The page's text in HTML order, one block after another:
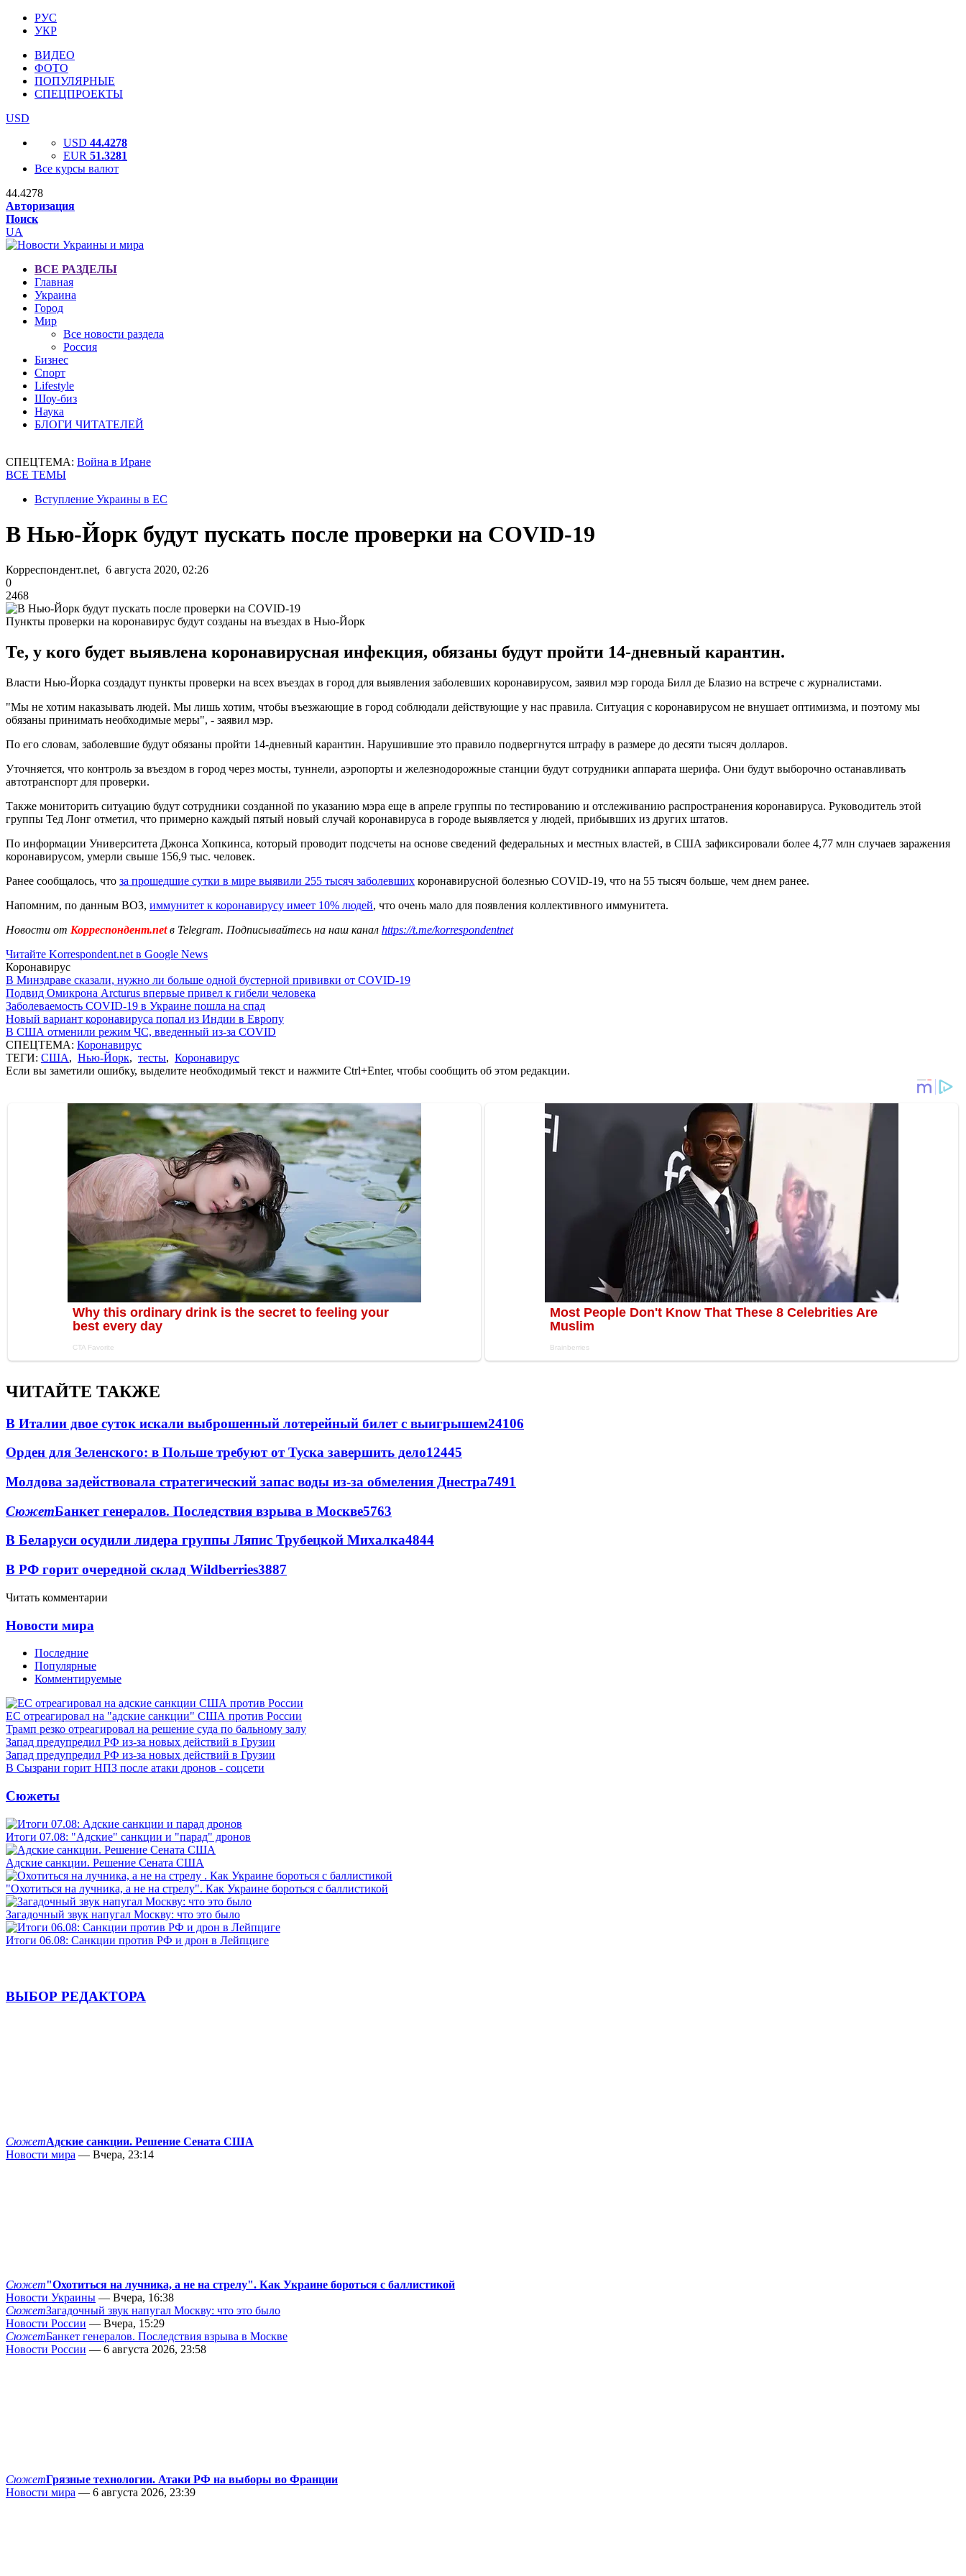
РУС
УКР
ВИДЕО
ФОТО
ПОПУЛЯРНЫЕ
СПЕЦПРОЕКТЫ
USD
USD 44.4278
EUR 51.3281
Все курсы валют
44.4278
Авторизация
Поиск
UA
ВСЕ РАЗДЕЛЫ
Главная
Украина
Город
Мир
Все новости раздела
Россия
Бизнес
Спорт
Lifestyle
Шоу-биз
Наука
БЛОГИ ЧИТАТЕЛЕЙ
СПЕЦТЕМА: Война в Иране
ВСЕ ТЕМЫ
Вступление Украины в ЕС
В Нью-Йорк будут пускать после проверки на COVID-19
Корреспондент.net, 6 августа 2020, 02:26
0
2468
Пункты проверки на коронавирус будут созданы на въездах в Нью-Йорк
Те, у кого будет выявлена коронавирусная инфекция, обязаны будут пройти 14-дневный карантин.
Власти Нью-Йорка создадут пункты проверки на всех въездах в город для выявления заболевших коронавирусом, заявил мэр города Билл де Блазио на встрече с журналистами.
"Мы не хотим наказывать людей. Мы лишь хотим, чтобы въезжающие в город соблюдали действующие у нас правила. Ситуация с коронавирусом не внушает оптимизма, и поэтому мы
обязаны принимать необходимые меры", - заявил мэр.
По его словам, заболевшие будут обязаны пройти 14-дневный карантин. Нарушившие это правило подвергнутся штрафу в размере до десяти тысяч долларов.
Уточняется, что контроль за въездом в город через мосты, туннели, аэропорты и железнодорожные станции будут сотрудники аппарата шерифа. Они будут выборочно останавливать
автотранспорт для проверки.
Также мониторить ситуацию будут сотрудники созданной по указанию мэра еще в апреле группы по тестированию и отслеживанию распространения коронавируса. Руководитель этой
группы Тед Лонг отметил, что примерно каждый пятый новый случай коронавируса в городе выявляется у людей, прибывших из других штатов.
По информации Университета Джонса Хопкинса, который проводит подсчеты на основе сведений федеральных и местных властей, в США зафиксировали более 4,77 млн случаев заражения
коронавирусом, умерли свыше 156,9 тыс. человек.
Ранее сообщалось, что за прошедшие сутки в мире выявили 255 тысяч заболевших коронавирусной болезнью COVID-19, что на 55 тысяч больше, чем днем ранее.
Напомним, по данным ВОЗ, иммунитет к коронавирусу имеет 10% людей, что очень мало для появления коллективного иммунитета.
Новости от Корреспондент.netв Telegram. Подписывайтесь на наш канал https://t.me/korrespondentnet
Читайте Korrespondent.net в Google News
Коронавирус
В Минздраве сказали, нужно ли больше одной бустерной прививки от COVID-19
Подвид Омикрона Arcturus впервые привел к гибели человека
Заболеваемость COVID-19 в Украине пошла на спад
Новый вариант коронавируса попал из Индии в Европу
В США отменили режим ЧС, введенный из-за COVID
СПЕЦТЕМА: Коронавирус
ТЕГИ: США, Нью-Йорк, тесты, Коронавирус
Если вы заметили ошибку, выделите необходимый текст и нажмите Ctrl+Enter, чтобы сообщить об этом редакции.
ЧИТАЙТЕ ТАКЖЕ
В Италии двое суток искали выброшенный лотерейный билет с выигрышем24106
Орден для Зеленского: в Польше требуют от Туска завершить дело12445
Молдова задействовала стратегический запас воды из-за обмеления Днестра7491
СюжетБанкет генералов. Последствия взрыва в Москве5763
В Беларуси осудили лидера группы Ляпис Трубецкой Михалка4844
В РФ горит очередной склад Wildberries3887
Читать комментарии
Новости мира
Последние
Популярные
Комментируемые
ЕС отреагировал на "адские санкции" США против России
Трамп резко отреагировал на решение суда по бальному залу
Запад предупредил РФ из-за новых действий в Грузии
Запад предупредил РФ из-за новых действий в Грузии
В Сызрани горит НПЗ после атаки дронов - соцсети
Сюжеты
Итоги 07.08: "Адские" санкции и "парад" дронов
Адские санкции. Решение Сената США
"Охотиться на лучника, а не на стрелу". Как Украине бороться с баллистикой
Загадочный звук напугал Москву: что это было
Итоги 06.08: Санкции против РФ и дрон в Лейпциге
ВЫБОР РЕДАКТОРА
СюжетАдские санкции. Решение Сената США
Новости мира — Вчера, 23:14
Сюжет"Охотиться на лучника, а не на стрелу". Как Украине бороться с баллистикой
Новости Украины — Вчера, 16:38
СюжетЗагадочный звук напугал Москву: что это было
Новости России — Вчера, 15:29
СюжетБанкет генералов. Последствия взрыва в Москве
Новости России — 6 августа 2026, 23:58
СюжетГрязные технологии. Атаки РФ на выборы во Франции
Новости мира — 6 августа 2026, 23:39